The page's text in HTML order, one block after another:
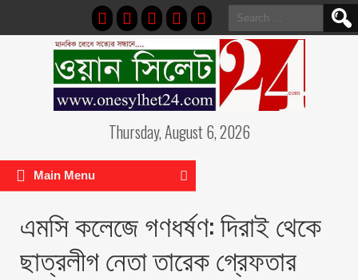
Search
for:
Thursday, August 6, 2026
Main Menu
এমসি কলেজে গণধর্ষণ: দিরাই থেকে
ছাত্রলীগ নেতা তারেক গ্রেফতার